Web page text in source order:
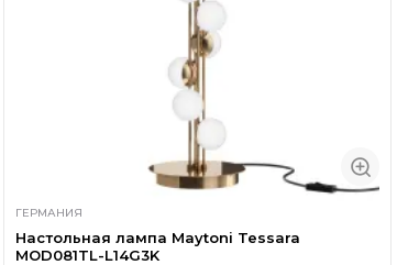
ГЕРМАНИЯ
Настольная лампа Maytoni Tessara
MOD081TL-L14G3K